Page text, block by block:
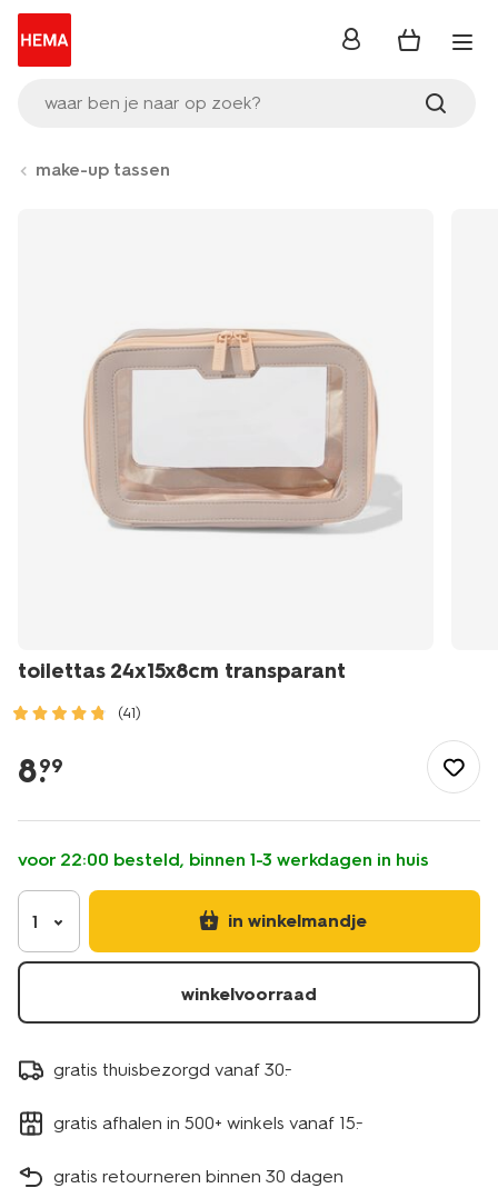
waar ben je naar op zoek?
inloggen
make-up tassen
toilettas 24x15x8cm transparant
(41)
gezond/make-
up/make-
accessoires/tassen/toilettas-
24x15x8cm-
transparant-
11890689.html
8.
99
voor 22:00 besteld, binnen 1-3 werkdagen in huis
1 in winkelmandje
winkelvoorraad
gratis thuisbezorgd vanaf 30.-
gratis afhalen in 500+ winkels vanaf 15.-
gratis retourneren binnen 30 dagen